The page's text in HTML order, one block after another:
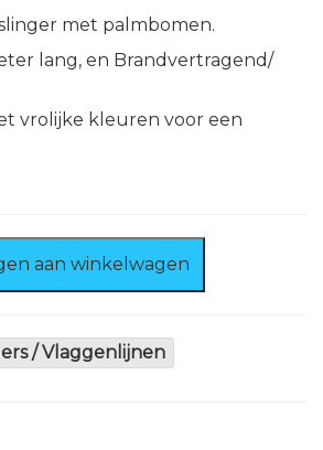
met palmbomen.
lang, en Brandvertragend/
vrolijke kleuren voor een
aan winkelwagen
/ Vlaggenlijnen